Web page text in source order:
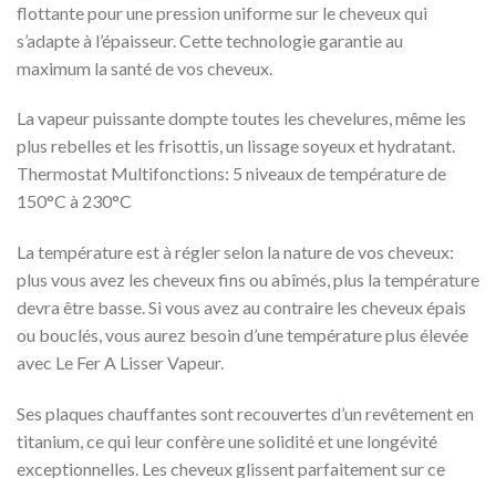
flottante pour une pression uniforme sur le cheveux qui
s’adapte à l’épaisseur. Cette technologie garantie au
maximum la santé de vos cheveux.
La vapeur puissante dompte toutes les chevelures, même les
plus rebelles et les frisottis, un lissage soyeux et hydratant.
Thermostat Multifonctions: 5 niveaux de température de
150°C à 230°C
La température est à régler selon la nature de vos cheveux:
plus vous avez les cheveux fins ou abîmés, plus la température
devra être basse. Si vous avez au contraire les cheveux épais
ou bouclés, vous aurez besoin d’une température plus élevée
avec Le Fer A Lisser Vapeur.
Ses plaques chauffantes sont recouvertes d’un revêtement en
titanium, ce qui leur confère une solidité et une longévité
exceptionnelles. Les cheveux glissent parfaitement sur ce